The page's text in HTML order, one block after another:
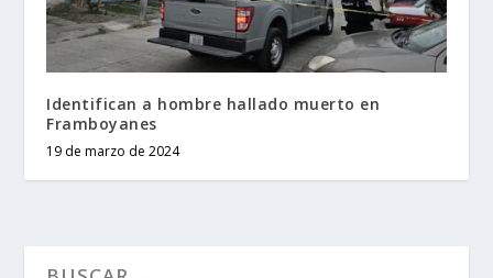
Identifican a hombre hallado muerto en
Framboyanes
19 de marzo de 2024